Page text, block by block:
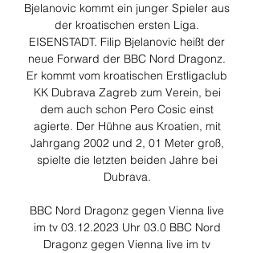
Bjelanovic kommt ein junger Spieler aus
der kroatischen ersten Liga.
EISENSTADT. Filip Bjelanovic heißt der
neue Forward der BBC Nord Dragonz.
Er kommt vom kroatischen Erstligaclub
KK Dubrava Zagreb zum Verein, bei
dem auch schon Pero Cosic einst
agierte. Der Hühne aus Kroatien, mit
Jahrgang 2002 und 2, 01 Meter groß,
spielte die letzten beiden Jahre bei
Dubrava.
BBC Nord Dragonz gegen Vienna live
im tv 03.12.2023 Uhr 03.0 BBC Nord
Dragonz gegen Vienna live im tv